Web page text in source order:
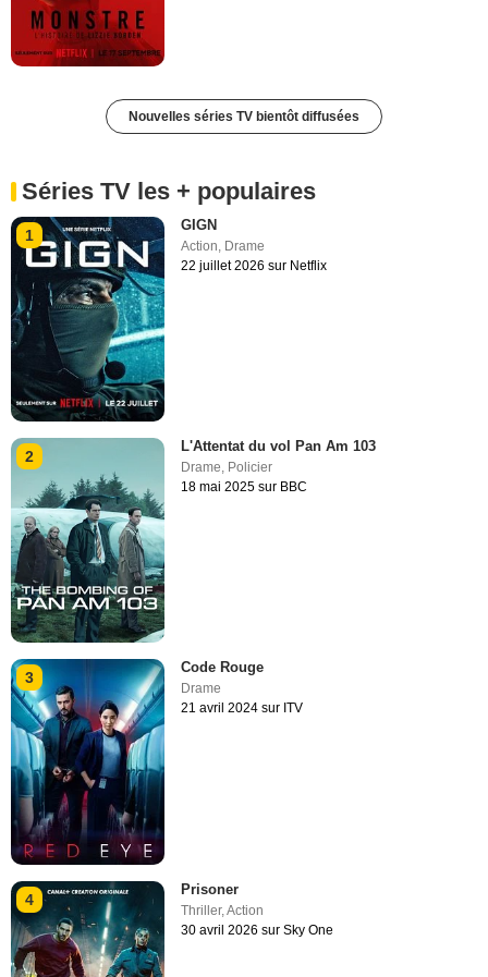
Nouvelles séries TV bientôt diffusées
Séries TV les + populaires
1
GIGN
Action Drame
22 juillet 2026 sur Netflix
2
L'Attentat du vol Pan Am 103
Drame, Policier
18 mai 2025 sur BBC
3
Code Rouge
Drame
21 avril 2024 sur ITV
4
Prisoner
Thriller,Action
30 avril 2026 sur Sky One